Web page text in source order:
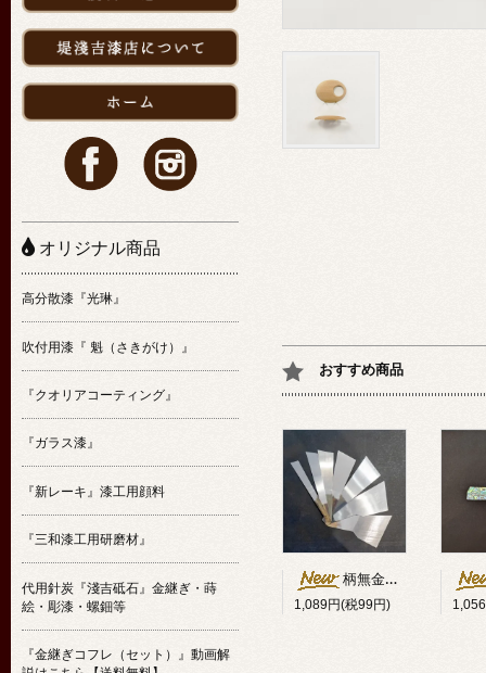
おすすめ商品
柄無金ベラ斜型（ハガネ）
1,089円(税99円)
オリジナル商品
高分散漆『光琳』
吹付用漆『 魁（さきがけ）』
『クオリアコーティング』
『ガラス漆』
『新レーキ』漆工用顔料
『三和漆工用研磨材』
代用針炭『淺吉砥石』金継ぎ・蒔
絵・彫漆・螺鈿等
『金継ぎコフレ（セット）』動画解